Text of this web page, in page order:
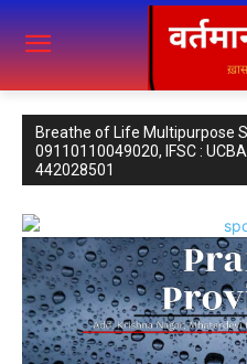
Breathe of Life Multipurpose
09110110049020, IFSC :
442028501